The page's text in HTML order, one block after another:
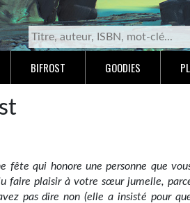
BIFROST GOODIES
fête qui honore une personne que
faire plaisir à votre sœur jumelle,
pas dire non (elle a insisté pour